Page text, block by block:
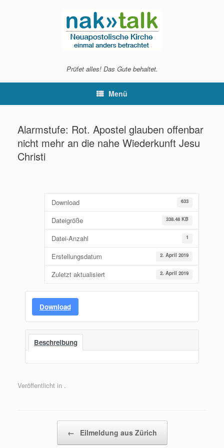
Prüfet alles! Das Gute behaltet.
Menü
Alarmstufe: Rot. Apostel glauben offenbar
nicht mehr an die nahe Wiederkunft Jesu
Christi
Download 633
Dateigröße 338.48 KB
Datei-Anzahl 1
Erstellungsdatum 2. April 2019
Zuletzt aktualisiert 2. April 2019
Download
Beschreibung
Veröffentlicht in .
← Eilmeldung aus Zürich